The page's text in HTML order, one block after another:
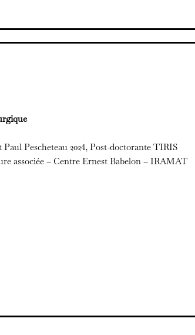
Pescheteau 2024, Post-doctorante TIRIS
associée – Centre Ernest Babelon – IRAMAT